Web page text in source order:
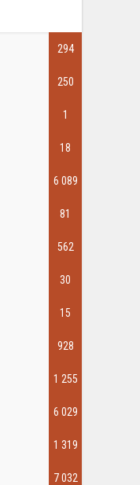
294
250
1
18
6 089
81
562
30
15
928
1 255
6 029
1 319
7 032